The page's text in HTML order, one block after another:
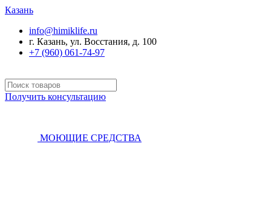
Казань
info@himiklife.ru
г. Казань, ул. Восстания, д. 100
+7 (960) 061-74-97
Получить консультацию
МОЮЩИЕ СРЕДСТВА